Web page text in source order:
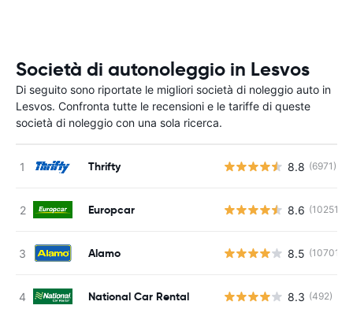
Società di autonoleggio in Lesvos
Di seguito sono riportate le migliori società di noleggio auto in
Lesvos. Confronta tutte le recensioni e le tariffe di queste
società di noleggio con una sola ricerca.
Thrifty 8.8 (6971)
Europcar 8.6 (10251)
Alamo 8.5 (10701)
National Car Rental 8.3 (492)